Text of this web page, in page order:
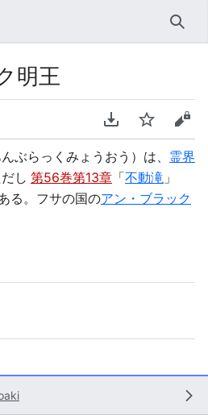
検索
明王
PDFをダウンロ
ウォッチソ
んぶらっくみょうおう）は、 霊界
し 第56巻第13章 「不動滝 」
る。フサの国のアン・ブラック